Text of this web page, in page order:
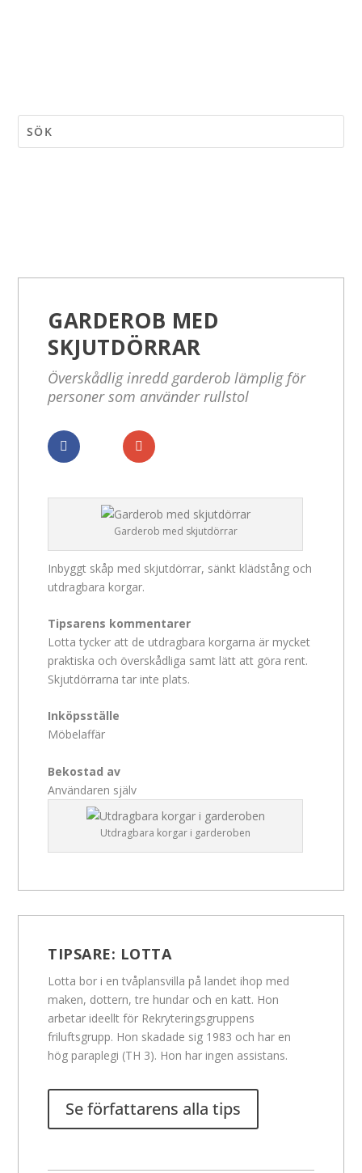
GARDEROB MED
SKJUTDÖRRAR
Överskådlig inredd garderob lämplig för
personer som använder rullstol
Garderob med skjutdörrar
Inbyggt skåp med skjutdörrar, sänkt klädstång och
utdragbara korgar.
Tipsarens kommentarer
Lotta tycker att de utdragbara korgarna är mycket
praktiska och överskådliga samt lätt att göra rent.
Skjutdörrarna tar inte plats.
Inköpsställe
Möbelaffär
Bekostad av
Användaren själv
Utdragbara korgar i garderoben
TIPSARE: LOTTA
Lotta bor i en tvåplansvilla på landet ihop med
maken, dottern, tre hundar och en katt. Hon
arbetar ideellt för Rekryteringsgruppens
friluftsgrupp. Hon skadade sig 1983 och har en
hög paraplegi (TH 3). Hon har ingen assistans.
Se författarens alla tips